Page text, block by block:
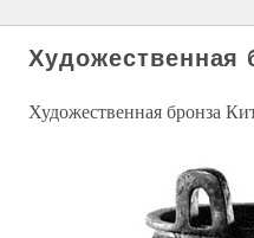
Художественная
Художественная бронза